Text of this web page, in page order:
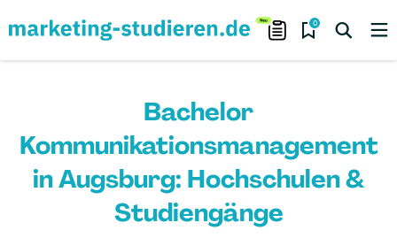
0
Bachelor
Kommunikationsmanagement
in Augsburg: Hochschulen &
Studiengänge